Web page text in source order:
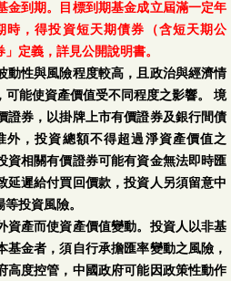
金到期。目標到期基金成立屆滿一定年
時，得投資短天期債券（含短天期公
定義，詳見公開說明書。
動性與風險程度較高，且政治與經濟情
可能使資產價值受不同程度之影響。 境
證券，以掛牌上市有價證券及銀行間債
，投資總額不得超過淨資產價值之
資相關有價證券可能有資金無法即時匯
延遲給付買回價款，投資人另須留意中
投資風險。
資產而使資產價值變動。投資人以非基
金者，須自行承擔匯率變動之風險，
高度控管，中國政府可能因政策性動作